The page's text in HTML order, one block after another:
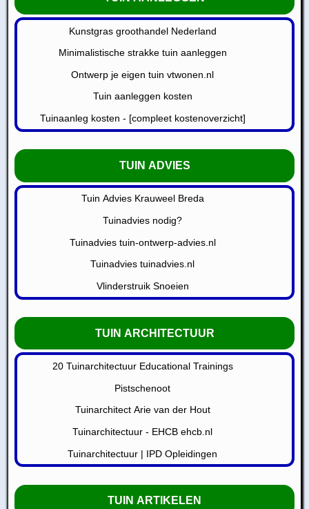
Kunstgras groothandel Nederland
Minimalistische strakke tuin aanleggen
Ontwerp je eigen tuin vtwonen.nl
Tuin aanleggen kosten
Tuinaanleg kosten - [compleet kostenoverzicht]
TUIN ADVIES
Tuin Advies Krauweel Breda
Tuinadvies nodig?
Tuinadvies tuin-ontwerp-advies.nl
Tuinadvies tuinadvies.nl
Vlinderstruik Snoeien
TUIN ARCHITECTUUR
20 Tuinarchitectuur Educational Trainings
Pistschenoot
Tuinarchitect Arie van der Hout
Tuinarchitectuur - EHCB ehcb.nl
Tuinarchitectuur | IPD Opleidingen
TUIN ARTIKELEN